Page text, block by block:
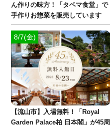
ん作りの味方！「タベマ食堂」で
手作りお惣菜を販売しています
8/7(金)
【流山市】入場無料！「Royal
Garden Palace柏 日本閣」が45周